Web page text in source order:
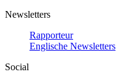
Newsletters
Rapporteur
Englische Newsletters
Social